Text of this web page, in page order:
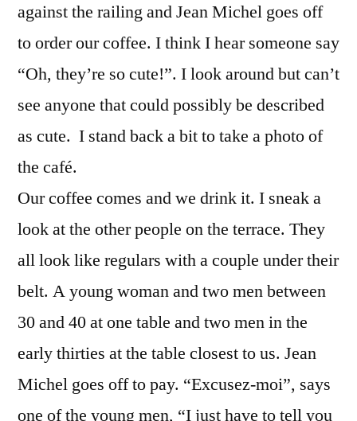
against the railing and Jean Michel goes off
to order our coffee. I think I hear someone say
“Oh, they’re so cute!”. I look around but can’t
see anyone that could possibly be described
as cute. I stand back a bit to take a photo of
the café.
Our coffee comes and we drink it. I sneak a
look at the other people on the terrace. They
all look like regulars with a couple under their
belt. A young woman and two men between
30 and 40 at one table and two men in the
early thirties at the table closest to us. Jean
Michel goes off to pay. “Excusez-moi”, says
one of the young men, “I just have to tell you